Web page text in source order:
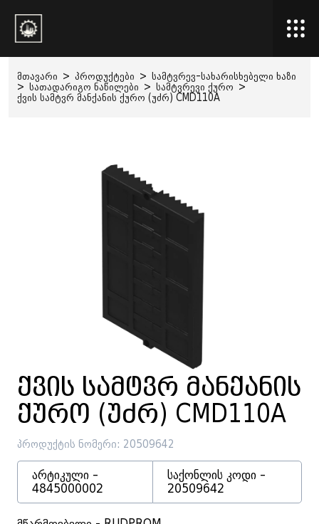
მთავარი > პროდუქტები > სამტვრევ-სახარისხებელი ხაზი
> სათადარიგო ნაწილები > სამტვრევი ქურო >
ქვის სამტვრ მანქანის ქურო (უძრ) CMD110A
ქვის სამტვრ მანქანის
ქურო (უძრ) CMD110A
პროდუქტის ნომერი: 20509642
არტიკული -
4845000002
საქონლის კოდი -
20509642